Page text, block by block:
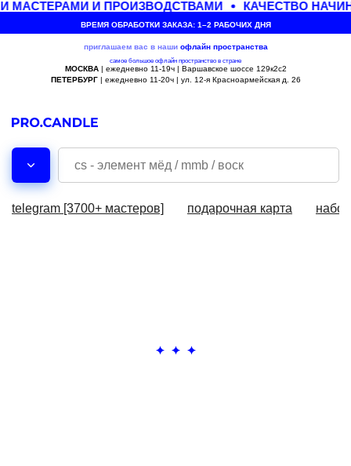
И ПРОИЗВОДСТВАМИ КАЧЕСТВО
ВРЕМЯ ОБРАБОТКИ ЗАКАЗА: 1–2 РАБОЧИХ ДНЯ
приглашаем вас в наши офлайн пространства
самое большое офлайн пространство в стране
МОСКВА| ежедневно 11-19ч | Варшавское шоссе 129к2с2
ПЕТЕРБУРГ| ежедневно 11-20ч | ул. 12-я Красноармейская д. 26
telegram [3700+ мастеров] подарочная карта